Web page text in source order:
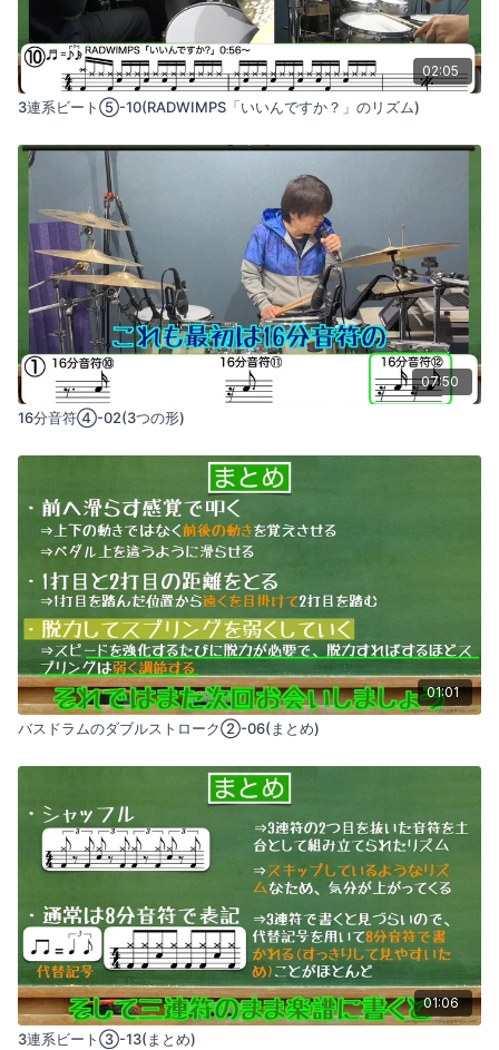
02:05
3連系ビート⑤-10(RADWIMPS「いいんですか？」のリズム)
07:50
16分音符④-02(3つの形)
01:01
バスドラムのダブルストローク②-06(まとめ)
01:06
3連系ビート③-13(まとめ)